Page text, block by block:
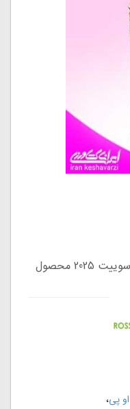
بذر هندوانه استاندارد کریمسون سوییت 2025 محصول
پی،